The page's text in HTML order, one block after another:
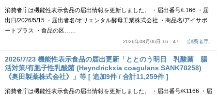
消費者庁は機能性表示食品の届出情報を更新しました。 ・届出番号/L166 ・届
出日/2026/5/15 ・届出者名/オリエンタル酵母工業株式会社 ・商品名/アイサポ
ートプラス ・食品の区……
2026年08月06日 16：47 消費者庁
2026/7/23 機能性表示食品の届出更新「ととのう明日 乳酸菌 腸
活対策/有胞子性乳酸菌 (Heyndrickxia coagulans SANK70258)
《奥田製薬株式会社》」等 [ 追加9件 / 合計11,259件 ]
消費者庁は機能性表示食品の届出情報を更新しました。 ・届出番号/K1166 ・届